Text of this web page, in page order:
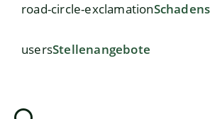
road-circle-exclamation
usersStellenangebote